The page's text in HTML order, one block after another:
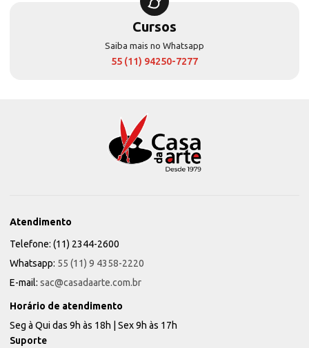
Cursos
Saiba mais no Whatsapp
55 (11) 94250-7277
Atendimento
Telefone: (11) 2344-2600
Whatsapp: 55 (11) 9 4358-2220
E-mail: sac@casadaarte.com.br
Horário de atendimento
Seg à Qui das 9h às 18h | Sex 9h às 17h
Suporte